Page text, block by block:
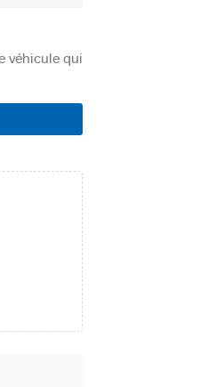
véhicule qui